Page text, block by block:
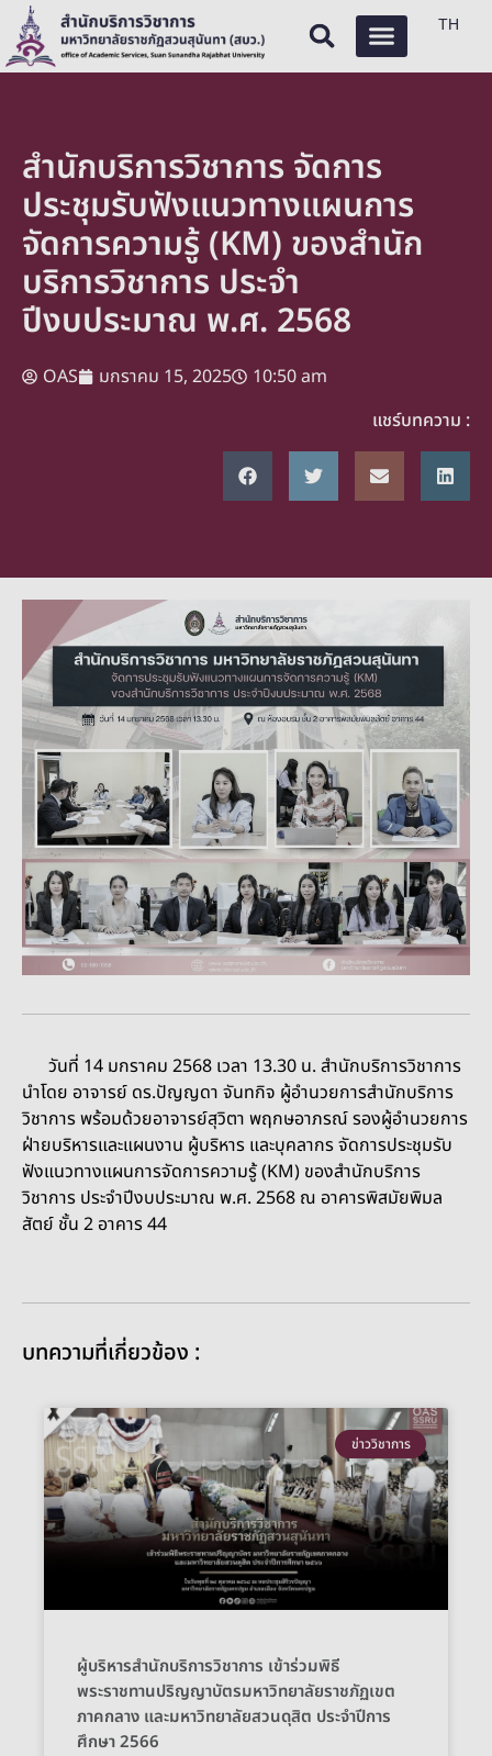
TH
สำนักบริการวิชาการ จัดการ
ประชุมรับฟังแนวทางแผนการ
จัดการความรู้ (KM) ของสำนัก
บริการวิชาการ ประจำ
ปีงบประมาณ พ.ศ. 2568
OAS มกราคม 15, 2025
10:50 am
แชร์บทความ :
วันที่ 14 มกราคม 2568 เวลา 13.30 น. สำนักบริการวิชาการ
นำโดย อาจารย์ ดร.ปัญญดา จันทกิจ ผู้อำนวยการสำนักบริการ
วิชาการ พร้อมด้วยอาจารย์สุวิตา พฤกษอาภรณ์ รองผู้อำนวยการ
ฝ่ายบริหารและแผนงาน ผู้บริหาร และบุคลากร จัดการประชุมรับ
ฟังแนวทางแผนการจัดการความรู้ (KM) ของสำนักบริการ
วิชาการ ประจำปีงบประมาณ พ.ศ. 2568 ณ อาคารพิสมัยพิมล
สัตย์ ชั้น 2 อาคาร 44
บทความที่เกี่ยวข้อง :
ข่าววิชาการ
ผู้บริหารสำนักบริการวิชาการ เข้าร่วมพิธี
พระราชทานปริญญาบัตรมหาวิทยาลัยราชภัฏเขต
ภาคกลาง และมหาวิทยาลัยสวนดุสิต ประจำปีการ
ศึกษา 2566